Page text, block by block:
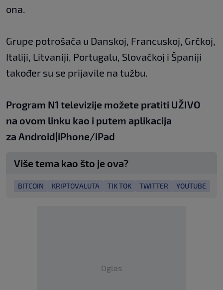
ona.
Grupe potrošača u Danskoj, Francuskoj, Grčkoj,
Italiji, Litvaniji, Portugalu, Slovačkoj i Španiji
također su se prijavile na tužbu.
Program N1 televizije možete pratiti UŽIVO
na ovom linku kao i putem aplikacija
za Android|iPhone/iPad
Više tema kao što je ova?
BITCOIN KRIPTOVALUTA TIK TOK TWITTER YOUTUBE
Oglas